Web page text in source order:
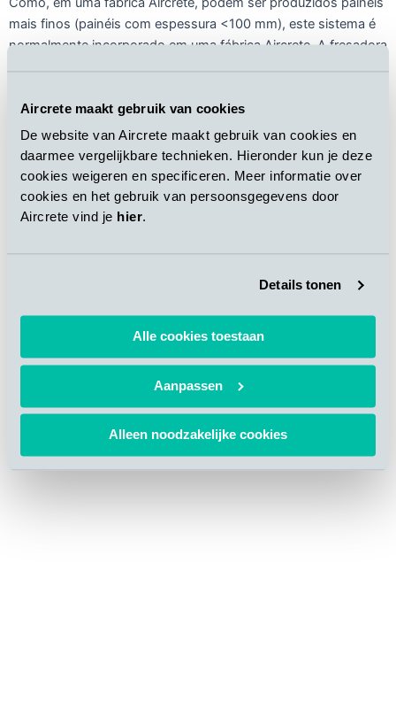
Aircrete maakt gebruik van cookies
De website van Aircrete maakt gebruik van cookies en
daarmee vergelijkbare technieken. Hieronder kun je deze
cookies weigeren en specificeren. Meer informatie over
cookies en het gebruik van persoonsgegevens door
Aircrete vind je hier.
Details tonen
Alle cookies toestaan
Aanpassen
Alleen noodzakelijke cookies
mais finos (painéis com espessura <100 mm), este sistema é
normalmente incorporado em uma fábrica Aircrete. A fresadora
um ciclo (Fig. 5). A alimentação e a saída podem ser
executadas manualmente ou automaticamente, enquanto o
fresamento de superfície é feito de forma totalmente
automática de acordo com o design pré-programado . Para
obter mais detalhes sobre o mercado e as aplicações do
produto, consulte o artigo “
AAC Worldwide vol. 04, 2019.
possui
, onde a
fresagem superficial será posicionada entre a linha de
descarga e embalagem em sistema“by-pass”.